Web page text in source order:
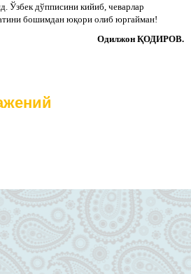
Ўзбек дўпписини кийиб, чеварлар
бошимдан юқори олиб юргайман!
Одилжон ҚОДИРОВ.